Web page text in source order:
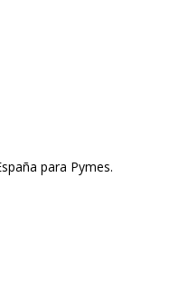
para Pymes.